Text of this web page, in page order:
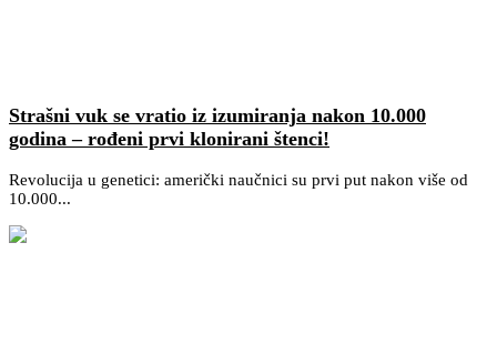
Strašni vuk se vratio iz izumiranja nakon 10.000
godina – rođeni prvi klonirani štenci!
Revolucija u genetici: američki naučnici su prvi put nakon više od
10.000...